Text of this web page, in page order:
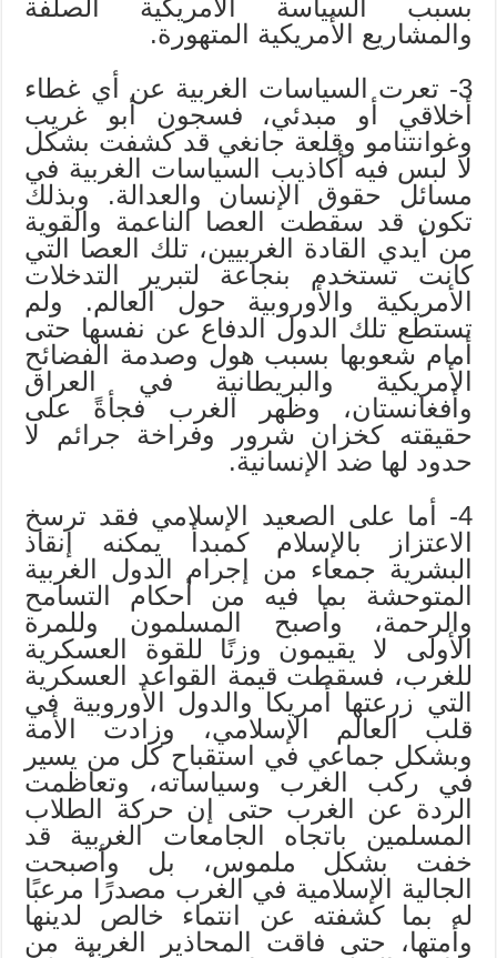
بسبب السياسة الأمريكية الصلفة
والمشاريع الأمريكية المتهورة.
3- تعرت السياسات الغربية عن أي غطاء
أخلاقي أو مبدئي، فسجون أبو غريب
وغوانتنامو وقلعة جانغي قد كشفت بشكل
لا لبس فيه أكاذيب السياسات الغربية في
مسائل حقوق الإنسان والعدالة. وبذلك
تكون قد سقطت العصا الناعمة والقوية
من أيدي القادة الغربيين، تلك العصا التي
كانت تستخدم بنجاعة لتبرير التدخلات
الأمريكية والأوروبية حول العالم. ولم
تستطع تلك الدول الدفاع عن نفسها حتى
أمام شعوبها بسبب هول وصدمة الفضائح
الأمريكية والبريطانية في العراق
وأفغانستان، وظهر الغرب فجأةً على
حقيقته كخزان شرور وفراخة جرائم لا
حدود لها ضد الإنسانية.
4- أما على الصعيد الإسلامي فقد ترسخ
الاعتزاز بالإسلام كمبدأ يمكنه إنقاذ
البشرية جمعاء من إجرام الدول الغربية
المتوحشة بما فيه من أحكام التسامح
والرحمة، وأصبح المسلمون وللمرة
الأولى لا يقيمون وزنًا للقوة العسكرية
للغرب، فسقطت قيمة القواعد العسكرية
التي زرعتها أمريكا والدول الأوروبية في
قلب العالم الإسلامي، وزادت الأمة
وبشكل جماعي في استقباح كل من يسير
في ركب الغرب وسياساته، وتعاظمت
الردة عن الغرب حتى إن حركة الطلاب
المسلمين باتجاه الجامعات الغربية قد
خفت بشكل ملموس، بل وأصبحت
الجالية الإسلامية في الغرب مصدرًا مرعبًا
له بما كشفته عن انتماء خالص لدينها
وأمتها، حتى فاقت المحاذير الغربية من